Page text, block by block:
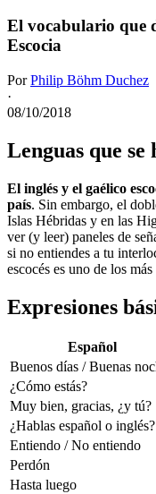
El vocabulario que
Escocia
PorPhilip Böhm Duchez
·
08/10/2018
Lenguas que se
El inglés y el gaélico
país. Sin embargo, el
Islas Hébridas y en las
ver (y leer) paneles de
si no entiendes a tu
escocés es uno de los
Expresiones
Español
Buenos días / Buenas
¿Cómo estás?
Muy bien, gracias, ¿y tú?
¿Hablas español o inglés?
Entiendo / No entiendo
Perdón
Hasta luego